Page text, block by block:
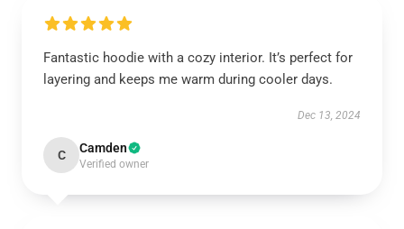
Fantastic hoodie with a cozy interior. It’s perfect for
layering and keeps me warm during cooler days.
Dec 13, 2024
C Camden
Verified owner